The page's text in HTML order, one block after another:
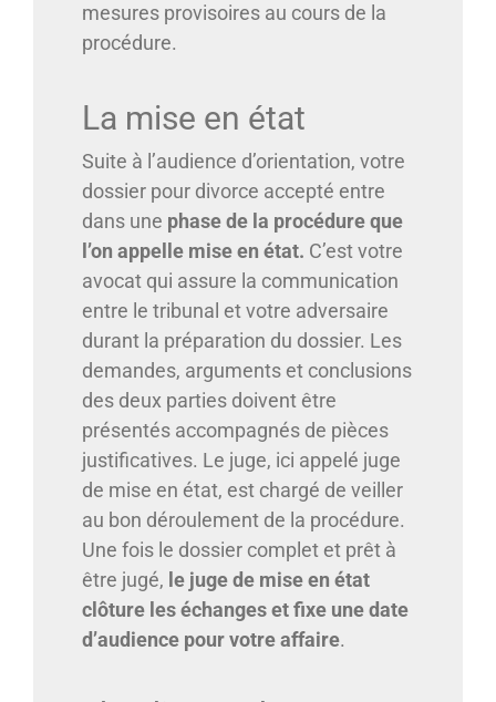
mesures provisoires au cours de la
procédure.
La mise en état
Suite à l’audience d’orientation, votre
dossier pour divorce accepté entre
dans une phase de la procédure que
l’on appelle mise en état. C’est votre
avocat qui assure la communication
entre le tribunal et votre adversaire
durant la préparation du dossier. Les
demandes, arguments et conclusions
des deux parties doivent être
présentés accompagnés de pièces
justificatives. Le juge, ici appelé juge
de mise en état, est chargé de veiller
au bon déroulement de la procédure.
Une fois le dossier complet et prêt à
être jugé, le juge de mise en état
clôture les échanges et fixe une date
d’audience pour votre affaire.